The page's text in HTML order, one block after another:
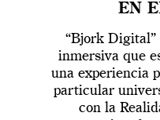
EN
“Bjork
inmersiva que
una experiencia
particular
con la